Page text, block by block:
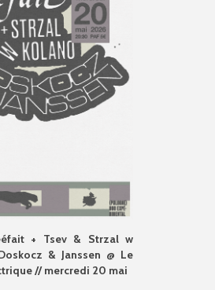
+ Tsev & Strzal w
& Janssen @ Le
// mercredi 20 mai